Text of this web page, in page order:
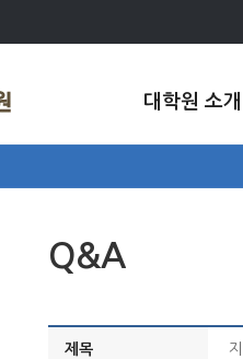
대학원 소개
Q&A
제목